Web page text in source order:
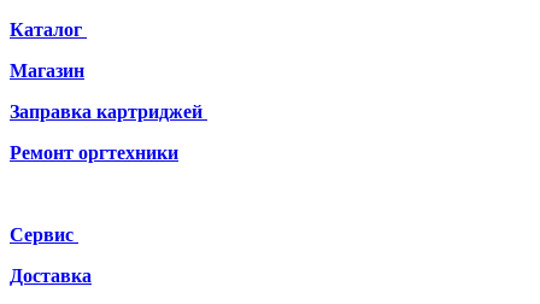
Каталог
Магазин
Заправка картриджей
Ремонт оргтехники
Сервис
Доставка